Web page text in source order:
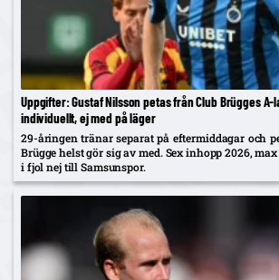
Uppgifter: Gustaf Nilsson petas från Club Brügges A-
individuellt, ej med på läger
29-åringen tränar separat på eftermiddagar och
Brügge helst gör sig av med. Sex inhopp 2026,
i fjol nej till Samsunspor.